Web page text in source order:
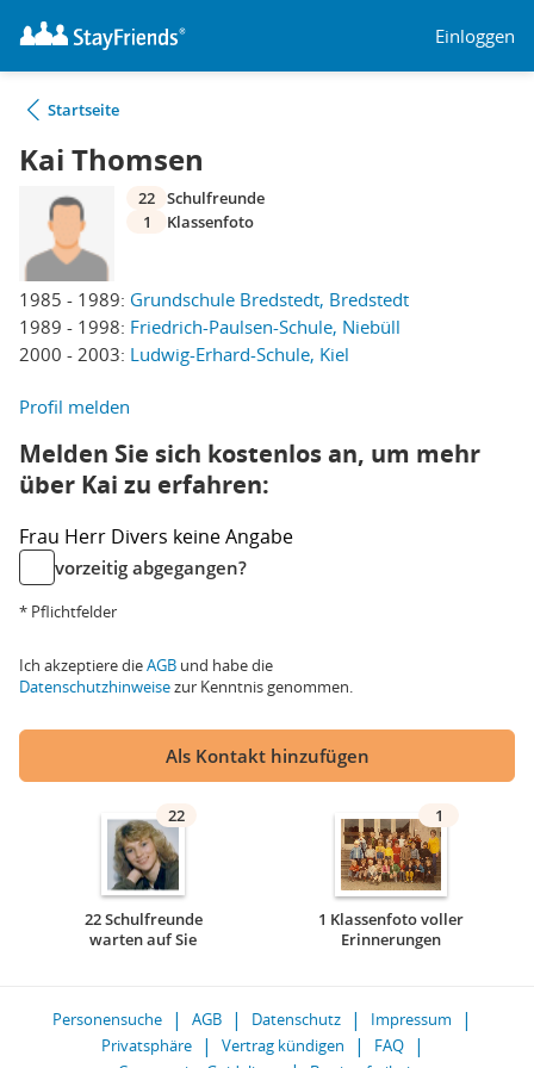
Einloggen
Startseite
Kai Thomsen
1985 - 1989: Grundschule Bredstedt, Bredstedt
1989 - 1998: Friedrich-Paulsen-Schule, Niebüll
2000 - 2003: Ludwig-Erhard-Schule, Kiel
22 Schulfreunde
1
Klassenfoto
Profil melden
Melden Sie sich kostenlos an, um mehr
über Kai zu erfahren:
Frau Herr Divers keine Angabe
vorzeitig abgegangen?
* Pflichtfelder
Ich akzeptiere dieAGB und habe die
Datenschutzhinweisezur Kenntnis genommen.
Als Kontakt hinzufügen
22
22 Schulfreunde
warten auf Sie
1
1 Klassenfoto voller
Erinnerungen
Personensuche AGB Datenschutz
Impressum
Privatsphäre
Vertrag kündigen
FAQ